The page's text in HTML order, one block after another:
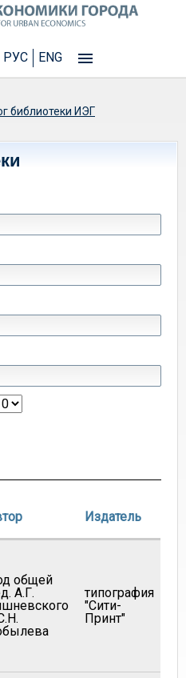
РУС ENG
библиотеки ИЭГ
Издатель
общей
А.Г.
типография
"Сити-
Принт"